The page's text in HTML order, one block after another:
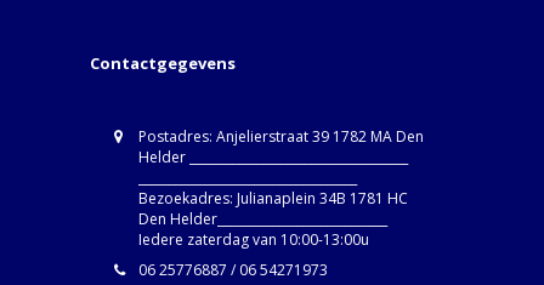
Contactgegevens
Postadres: Anjelierstraat 39 1782 MA Den
Helder ____________________________________
Bezoekadres: Julianaplein 34B 1781 HC
Den Helder____________________________
Iedere zaterdag van 10:00-13:00u
06 25776887 / 06 54271973